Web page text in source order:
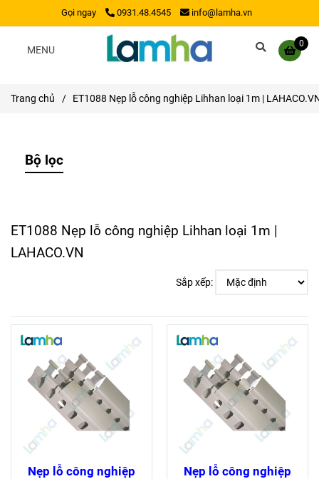
Gọi ngay 0931.48.4545 info@lamha.vn
0
MENU
Trang chủ / ET1088 Nẹp lỗ công nghiệp Lihhan loại 1m |
Bộ lọc
ET1088 Nẹp lỗ công nghiệp Lihhan loại 1m |
LAHACO.VN
Sắp xếp:
Nẹp lỗ công nghiệp
Nẹp lỗ công nghiệp